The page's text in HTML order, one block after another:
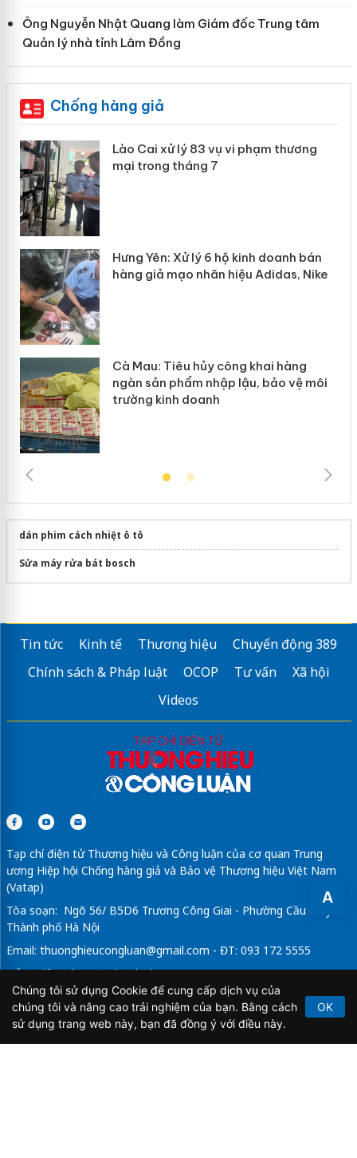
A
Ông Nguyễn Nhật Quang làm Giám đốc Trung tâm
Quản lý nhà tỉnh Lâm Đồng
Chống hàng giả
Lào Cai xử lý 83 vụ vi phạm thương
mại trong tháng 7
Hưng Yên: Xử lý 6 hộ kinh doanh bán
hàng giả mạo nhãn hiệu Adidas, Nike
Cà Mau: Tiêu hủy công khai hàng
ngàn sản phẩm nhập lậu, bảo vệ môi
trường kinh doanh
dán phim cách nhiệt ô tô
Sửa máy rửa bát bosch
Tin tức Kinh tế Thương hiệu
Chuyển động 389
Chính sách & Pháp luật
OCOP Tư vấn
Xã hội
Videos
Tạp chí điện tử Thương hiệu và Công luận của cơ quan Trung
ương Hiệp hội Chống hàng giả và Bảo vệ Thương hiệu Việt Nam
(Vatap)
Tòa soạn: Ngõ 56/ B5D6 Trương Công Giai - Phường Cầu Giấy -
Thành phố Hà Nội
Email: thuonghieucongluan@gmail.com - ĐT: 093 172 5555
Tổng Biên Tập: Vũ Đức Thuận
Giấy phép hoạt động báo chí điện tử số 64/GP-BTTTT do Bộ
Thông tin và Truyền thông cấp ngày 21/2/2020.
Chúng tôi sử dụng Cookie để cung cấp dịch vụ của
chúng tôi và nâng cao trải nghiệm của bạn. Bằng cách
sử dụng trang web này, bạn đã đồng ý với điều này.
OK